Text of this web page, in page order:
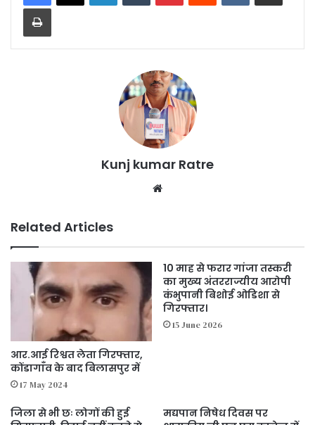
Kunj kumar Ratre
Related Articles
आर.आई रिश्वत लेता गिरफ्तार,
कोंडागाँव के बाद बिलासपुर में
17 May 2024
10 माह से फरार गांजा तस्करी
का मुख्य अंतरराज्यीय आरोपी
कंभुपानी बिशोई ओडिशा से
गिरफ्तार।
15 June 2026
जिला से भी छः लोगों की हुई
मद्यपान निषेध दिवस पर